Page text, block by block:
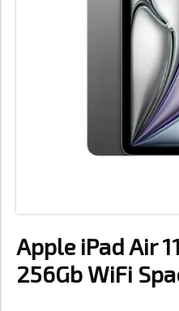
Apple iPad Air
256Gb WiFi